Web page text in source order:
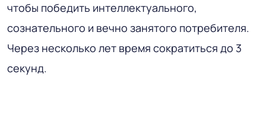
чтобы победить интеллектуального,
сознательного и вечно занятого потребителя.
Через несколько лет время сократиться до 3
секунд.